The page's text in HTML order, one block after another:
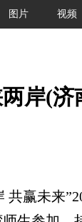
图片 视频
岸(济
赢未来